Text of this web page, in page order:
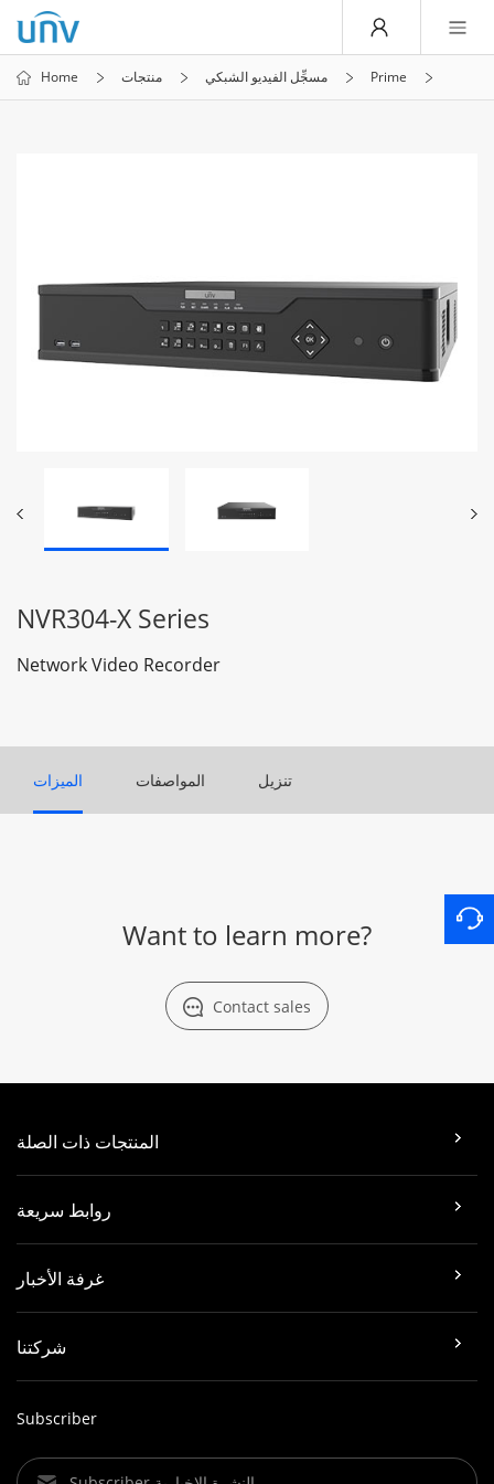
Home منتجات مسجِّل الفيديو الشبكي Prime
NVR304-X Series
Network Video Recorder
الميزات المواصفات تنزيل
Want to learn more?
Contact sales
المنتجات ذات الصلة
روابط سريعة
غرفة الأخبار
شركتنا
Subscriber